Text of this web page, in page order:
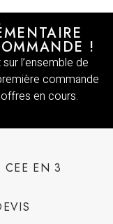
!
l’ensemble de
commande
en cours.
CEE EN 3